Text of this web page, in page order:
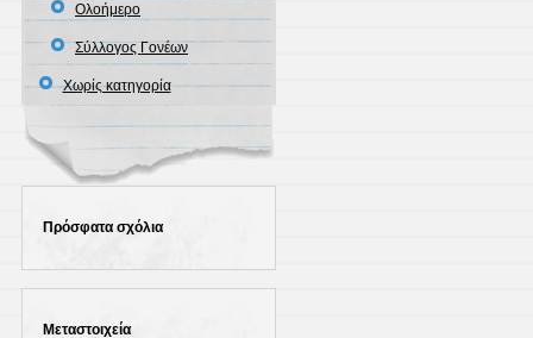
Ολοήμερο
Σύλλογος Γονέων
Χωρίς κατηγορία
Πρόσφατα σχόλια
Μεταστοιχεία